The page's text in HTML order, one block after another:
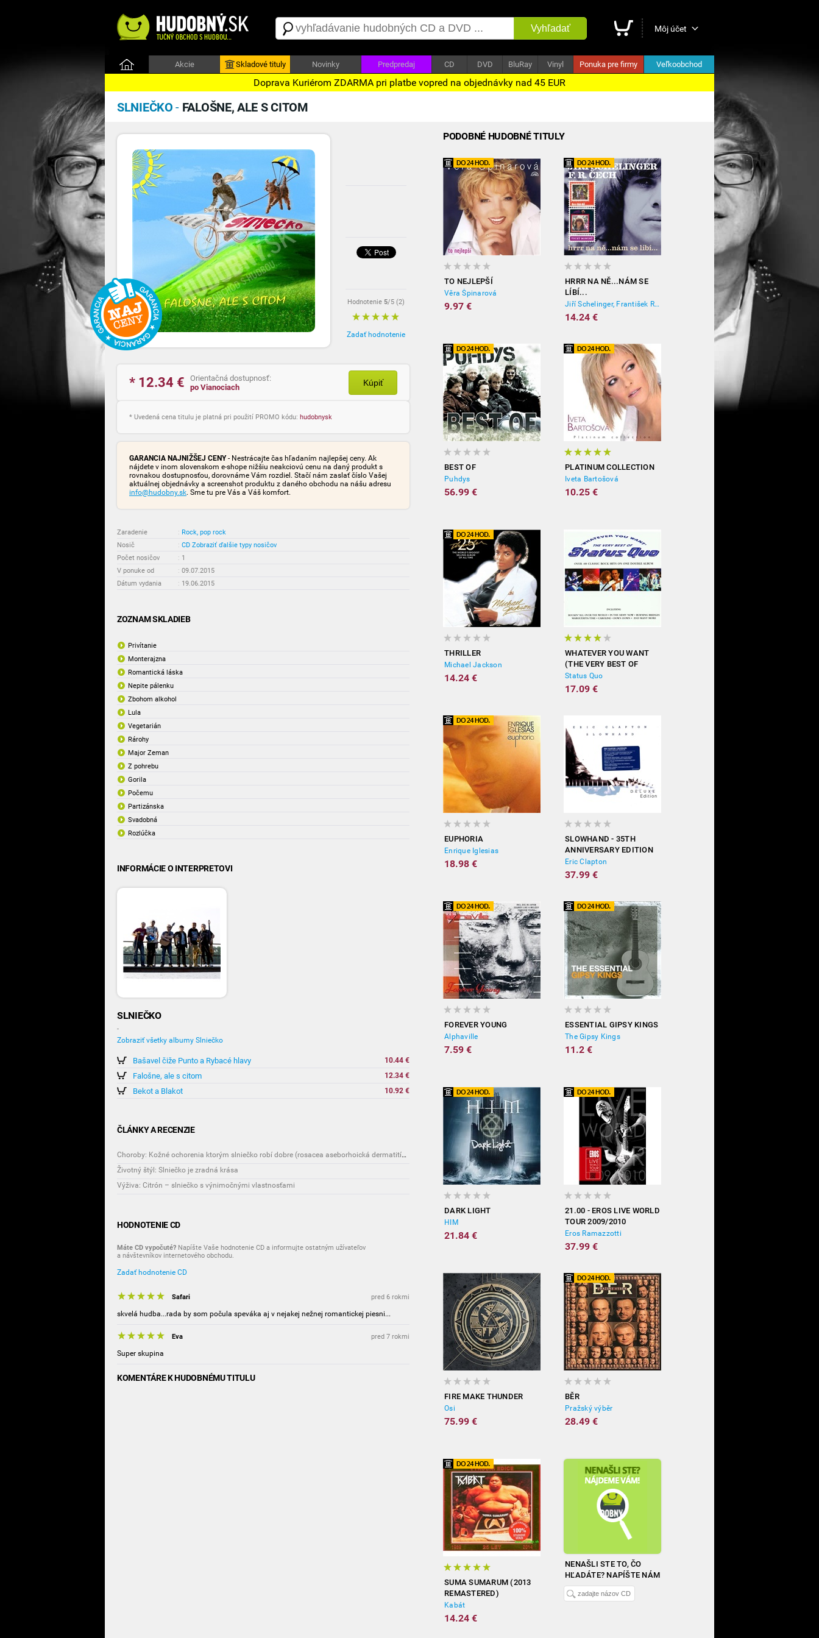
Vyhľadať Môj účet
Akcie Skladové tituly Novinky Predpredaj CD DVD BluRay Vinyl Ponuka pre firmy Veľkoobchod
Doprava Kuriérom ZDARMA pri platbe vopred na objednávky nad 45 EUR
SLNIEČKO - FALOŠNE, ALE S CITOM
Hodnotenie 5/5 (2)
Zadať hodnotenie
* 12.34 €
Orientačná dostupnosť:
po Vianociach
Kúpiť
* Uvedená cena titulu je platná pri použití PROMO kódu: hudobnysk
GARANCIA NAJNIŽŠEJ CENY- Nestrácajte čas hľadaním najlepšej ceny. Ak
nájdete v inom slovenskom e-shope nižšiu neakciovú cenu na daný produkt s
rovnakou dostupnosťou, dorovnáme Vám rozdiel. Stačí nám zaslať číslo Vašej
aktuálnej objednávky a screenshot produktu z daného obchodu na nášu adresu
info@hudobny.sk. Sme tu pre Vás a Váš komfort.
Zaradenie : Rock, pop rock
Nosič
: CD Zobraziť ďalšie typy nosičov
Počet nosičov
: 1
V ponuke od
: 09.07.2015
Dátum vydania
: 19.06.2015
ZOZNAM SKLADIEB
Privítanie
Monterajzna
Romantická láska
Nepite pálenku
Zbohom alkohol
Lula
Vegetarián
Rárohy
Major Zeman
Z pohrebu
Gorila
Počemu
Partizánska
Svadobná
Rozlúčka
INFORMÁCIE O INTERPRETOVI
SLNIEČKO
-
Zobraziť všetky albumy Slniečko
Bašavel čiže Punto a Rybacé hlavy 10.44 €
Falošne, ale s citom 12.34 €
Bekot a Blakot 10.92 €
ČLÁNKY A RECENZIE
Choroby: Kožné ochorenia ktorým slniečko robí dobre (rosacea aseborhoická dermatitída)
Životný štýl: Slniečko je zradná krása
Výživa: Citrón – slniečko s výnimočnými vlastnosťami
HODNOTENIE CD
Máte CD vypočuté? Napíšte Vaše hodnotenie CD a informujte ostatným užívateľov
a návštevníkov internetového obchodu.
Zadať hodnotenie CD
Safari pred 6 rokmi
skvelá hudba...rada by som počula speváka aj v nejakej nežnej romantickej piesni...
Eva pred 7 rokmi
Super skupina
KOMENTÁRE K HUDOBNÉMU TITULU
PODOBNÉ HUDOBNÉ TITULY
TO NEJLEPŠÍ
Věra Špinarová
9.97 €
HRRR NA NĚ...NÁM SE
LÍBÍ...
Jiří Schelinger, František Ringo Čech
14.24 €
BEST OF
Puhdys
56.99 €
PLATINUM COLLECTION
Iveta Bartošová
10.25 €
THRILLER
Michael Jackson
14.24 €
WHATEVER YOU WANT
(THE VERY BEST OF
STATUS QUO)
Status Quo
17.09 €
EUPHORIA
Enrique Iglesias
18.98 €
SLOWHAND - 35TH
ANNIVERSARY EDITION
(DELUXE)
Eric Clapton
37.99 €
FOREVER YOUNG
Alphaville
7.59 €
ESSENTIAL GIPSY KINGS
The Gipsy Kings
11.2 €
DARK LIGHT
HIM
21.84 €
21.00 - EROS LIVE WORLD
TOUR 2009/2010
Eros Ramazzotti
37.99 €
FIRE MAKE THUNDER
Osi
75.99 €
BĚR
Pražský výběr
28.49 €
SUMA SUMARUM (2013
REMASTERED)
Kabát
14.24 €
NENAŠLI STE TO, ČO
HĽADÁTE? NAPÍŠTE NÁM